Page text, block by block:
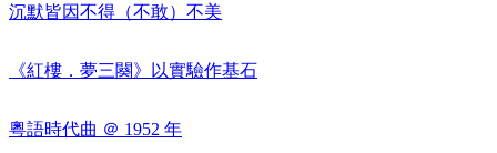
沉默皆因不得（不敢）不美
《紅樓．夢三闋》以實驗作基石
粵語時代曲 ＠ 1952 年